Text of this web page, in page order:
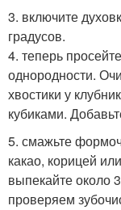
3. включите
градусов.
4. теперь
однородности.
хвостики у
кубиками.
5. смажьте
какао, корицей
выпекайте около
проверяем